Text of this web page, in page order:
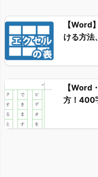
【Word
ける方法
【Word
方！400